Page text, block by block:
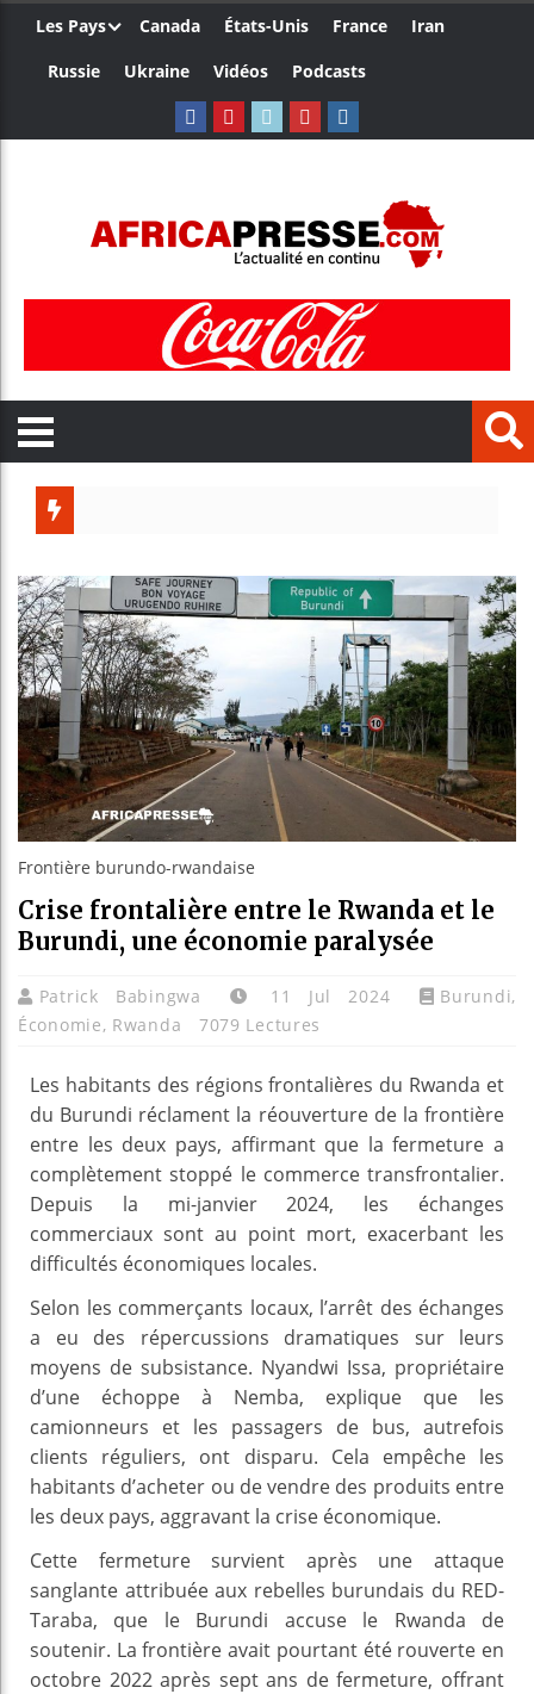
Les Pays Canada États-Unis France
Iran
Russie
Ukraine Vidéos Podcasts
Côte
Tunisie
Ceuta
Frontière burundo-rwandaise
Crise frontalière entre le Rwanda et le
Burundi, une économie paralysée
Patrick Babingwa 11 Jul 2024 Burundi,
Économie, Rwanda 7079 Lectures
Les habitants des régions frontalières du Rwanda et
du Burundi réclament la réouverture de la frontière
entre les deux pays, affirmant que la fermeture a
complètement stoppé le commerce transfrontalier.
Depuis la mi-janvier 2024, les échanges
commerciaux sont au point mort, exacerbant les
difficultés économiques locales.
Selon les commerçants locaux, l’arrêt des échanges
a eu des répercussions dramatiques sur leurs
moyens de subsistance. Nyandwi Issa, propriétaire
d’une échoppe à Nemba, explique que les
camionneurs et les passagers de bus, autrefois
clients réguliers, ont disparu. Cela empêche les
habitants d’acheter ou de vendre des produits entre
les deux pays, aggravant la crise économique.
Cette fermeture survient après une attaque
sanglante attribuée aux rebelles burundais du RED-
Taraba, que le Burundi accuse le Rwanda de
soutenir. La frontière avait pourtant été rouverte en
octobre 2022 après sept ans de fermeture, offrant